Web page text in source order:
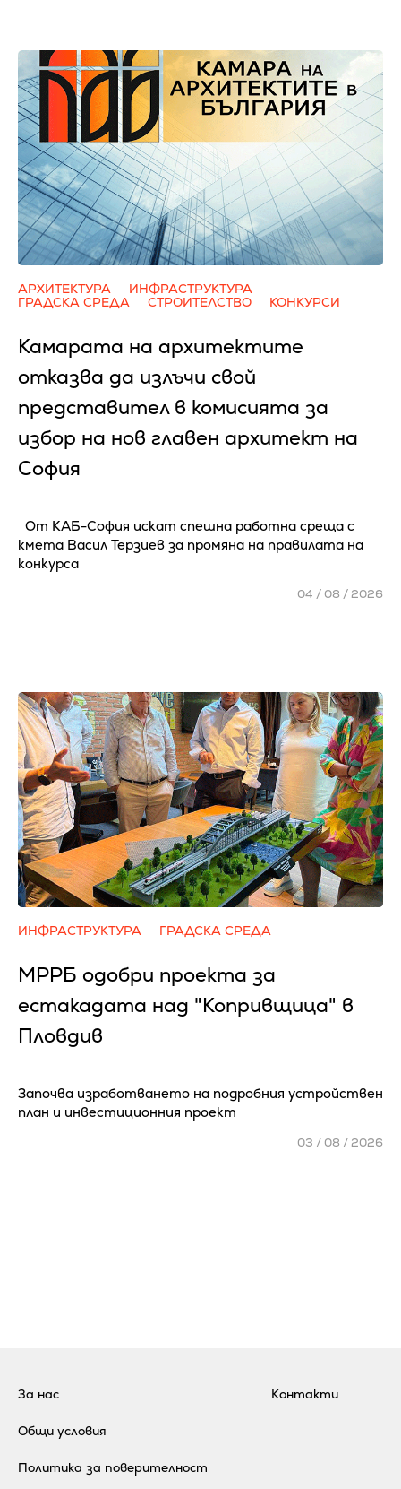
АРХИТЕКТУРА
ИНФРАСТРУКТУРА
ГРАДСКА СРЕДА
СТРОИТЕЛСТВО КОНКУРСИ
Камарата на архитектите
отказва да излъчи свой
представител в комисията за
избор на нов главен архитект на
София
От КАБ-София искат спешна работна среща с
кмета Васил Терзиев за промяна на правилата на
конкурса
04 / 08 / 2026
ИНФРАСТРУКТУРА ГРАДСКА СРЕДА
МРРБ одобри проекта за
естакадата над "Копривщица" в
Пловдив
Започва изработването на подробния устройствен
план и инвестиционния проект
03 / 08 / 2026
За нас
Общи условия
Политика за поверителност
Контакти